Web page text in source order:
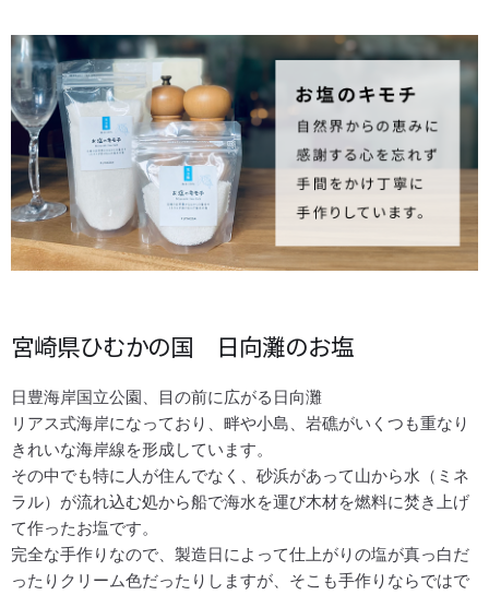
宮崎県ひむかの国 日向灘のお塩
日豊海岸国立公園、目の前に広がる日向灘
リアス式海岸になっており、畔や小島、岩礁がいくつも重なり
きれいな海岸線を形成しています。
その中でも特に人が住んでなく、砂浜があって山から水（ミネ
ラル）が流れ込む処から船で海水を運び木材を燃料に焚き上げ
て作ったお塩です。
完全な手作りなので、製造日によって仕上がりの塩が真っ白だ
ったりクリーム色だったりしますが、そこも手作りならではで